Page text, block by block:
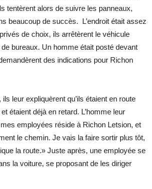
tentèrent alors de suivre les panneaux,
beaucoup de succès. L’endroit était assez
de choix, ils arrêtèrent le véhicule
bureaux. Un homme était posté devant
des indications pour Richon
leur expliquèrent qu’ils étaient en route
étaient déjà en retard. L’homme leur
mes employées réside à Richon Letsion, et
le chemin. Je vais la faire sortir plus tôt,
la route.» Juste après, une employée se
la voiture, se proposant de les diriger